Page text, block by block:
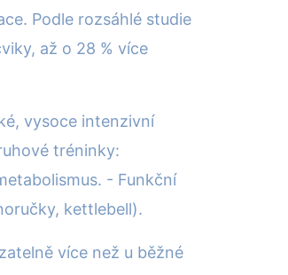
Podle rozsáhlé studie
až o 28 % více
vysoce intenzivní
tréninky:
- Funkční
kettlebell).
více než u běžné